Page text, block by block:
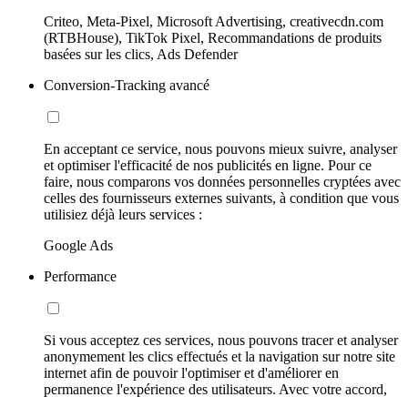
Criteo, Meta-Pixel, Microsoft Advertising, creativecdn.com
(RTBHouse), TikTok Pixel, Recommandations de produits
basées sur les clics, Ads Defender
Conversion-Tracking avancé
En acceptant ce service, nous pouvons mieux suivre, analyser
et optimiser l'efficacité de nos publicités en ligne. Pour ce
faire, nous comparons vos données personnelles cryptées avec
celles des fournisseurs externes suivants, à condition que vous
utilisiez déjà leurs services :
Google Ads
Performance
Si vous acceptez ces services, nous pouvons tracer et analyser
anonymement les clics effectués et la navigation sur notre site
internet afin de pouvoir l'optimiser et d'améliorer en
permanence l'expérience des utilisateurs. Avec votre accord,